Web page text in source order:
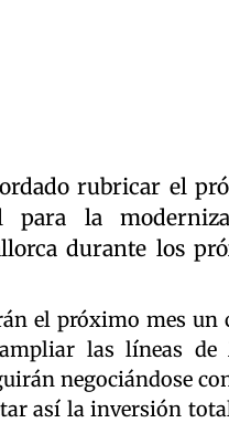
rubricar el
para la
durante los
el próximo mes un
las líneas de
negociándose
así la inversión